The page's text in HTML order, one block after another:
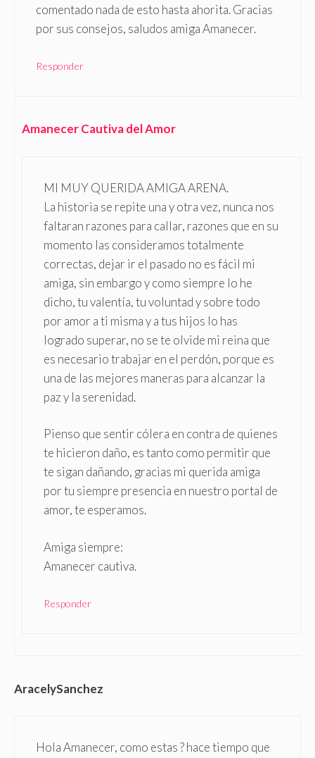
comentado nada de esto hasta ahorita. Gracias
por sus consejos, saludos amiga Amanecer.
Responder
Amanecer Cautiva del Amor
MI MUY QUERIDA AMIGA ARENA.
La historia se repite una y otra vez, nunca nos
faltaran razones para callar, razones que en su
momento las consideramos totalmente
correctas, dejar ir el pasado no es fácil mi
amiga, sin embargo y como siempre lo he
dicho, tu valentía, tu voluntad y sobre todo
por amor a ti misma y a tus hijos lo has
logrado superar, no se te olvide mi reina que
es necesario trabajar en el perdón, porque es
una de las mejores maneras para alcanzar la
paz y la serenidad.
Pienso que sentir cólera en contra de quienes
te hicieron daño, es tanto como permitir que
te sigan dañando, gracias mi querida amiga
por tu siempre presencia en nuestro portal de
amor, te esperamos.
Amiga siempre:
Amanecer cautiva.
Responder
AracelySanchez
Hola Amanecer, como estas ? hace tiempo que